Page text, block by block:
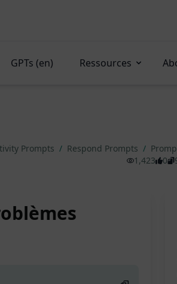
GPTs (en) Ressources
Prompts / Respond Prompts /
1,423
0